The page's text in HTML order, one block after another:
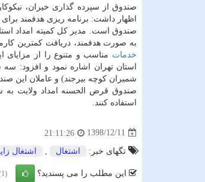
صندوق از سپرده گذاری خیران،
اظهار داشت: برنامه ریزی هدفمند
صندوق است. مدیر كل كمیته امداد
به صورت هدفمند، دریافت كمترین
خدمات مناسب و متنوع را از مزایای
استان تهران اشاره نمود و افزود:
شمیران كوچه بیرجند) و عاملان این
صندوق قرض الحسنه امداد ولایت
استفاده كنند.
1398/12/11
21:11:26
تگهای خبر: اشتغال اشتغال
این مطلب را می پسندید؟ (1)